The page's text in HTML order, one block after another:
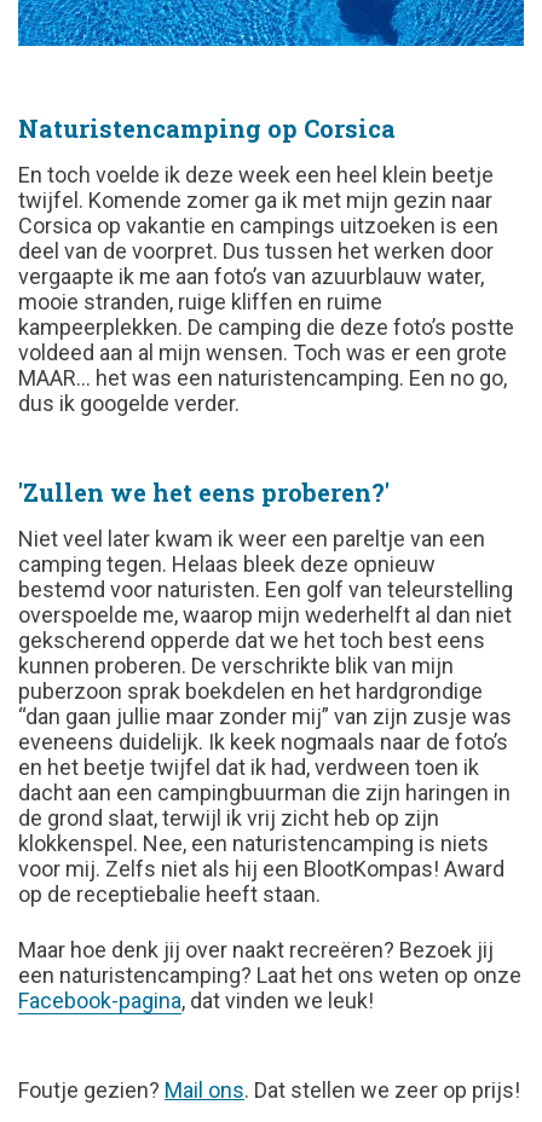
Naturistencamping op Corsica
En toch voelde ik deze week een heel klein beetje
twijfel. Komende zomer ga ik met mijn gezin naar
Corsica op vakantie en campings uitzoeken is een
deel van de voorpret. Dus tussen het werken door
vergaapte ik me aan foto’s van azuurblauw water,
mooie stranden, ruige kliffen en ruime
kampeerplekken. De camping die deze foto’s postte
voldeed aan al mijn wensen. Toch was er een grote
MAAR… het was een naturistencamping. Een no go,
dus ik googelde verder.
'Zullen we het eens proberen?'
Niet veel later kwam ik weer een pareltje van een
camping tegen. Helaas bleek deze opnieuw
bestemd voor naturisten. Een golf van teleurstelling
overspoelde me, waarop mijn wederhelft al dan niet
gekscherend opperde dat we het toch best eens
kunnen proberen. De verschrikte blik van mijn
puberzoon sprak boekdelen en het hardgrondige
“dan gaan jullie maar zonder mij” van zijn zusje was
eveneens duidelijk. Ik keek nogmaals naar de foto’s
en het beetje twijfel dat ik had, verdween toen ik
dacht aan een campingbuurman die zijn haringen in
de grond slaat, terwijl ik vrij zicht heb op zijn
klokkenspel. Nee, een naturistencamping is niets
voor mij. Zelfs niet als hij een BlootKompas! Award
op de receptiebalie heeft staan.
Maar hoe denk jij over naakt recreëren? Bezoek jij
een naturistencamping? Laat het ons weten op onze
Facebook-pagina, dat vinden we leuk!
FOUTJE
GEZIEN?
Foutje gezien? Mail ons. Dat stellen we zeer op prijs!